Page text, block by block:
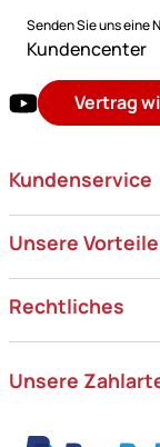
Senden Sie uns eine
Kundencenter
Vertrag
Kundenservice
Unsere Vorteile
Rechtliches
Unsere